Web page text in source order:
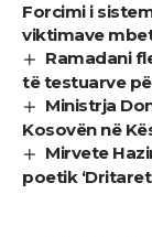
Forcimi i
viktimave
Ramadani
të testuarve
Ministrja
Kosovën në
Mirvete
poetik